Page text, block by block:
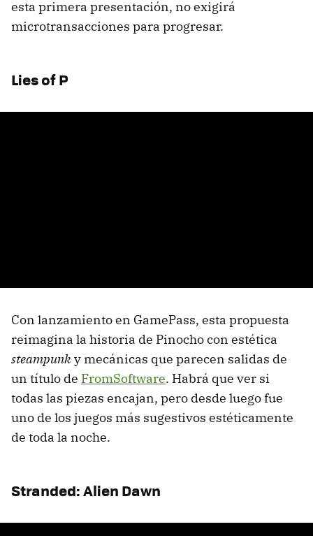
esta primera presentación, no exigirá
microtransacciones para progresar.
Lies of P
Con lanzamiento en GamePass, esta propuesta
reimagina la historia de Pinocho con estética
steampunky mecánicas que parecen salidas de
un título de FromSoftware. Habrá que ver si
todas las piezas encajan, pero desde luego fue
uno de los juegos más sugestivos estéticamente
de toda la noche.
Stranded: Alien Dawn